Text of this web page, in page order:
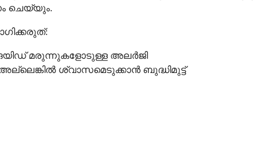
ചെയ്യും.
മരുന്നുകളോടുള്ള അലർജി
ശ്വാസമെടുക്കാൻ ബുദ്ധിമുട്ട്